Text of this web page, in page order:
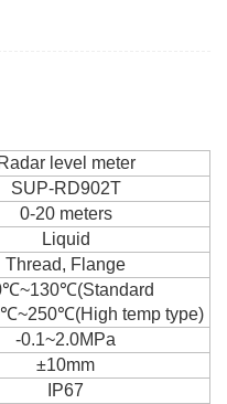
Radar level meter
SUP-RD902T
0-20 meters
Liquid
Thread, Flange
temp type)
-0.1~2.0MPa
±10mm
IP67